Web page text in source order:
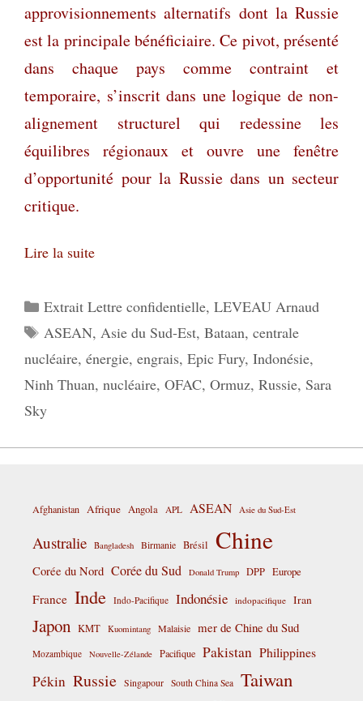
approvisionnements alternatifs dont la Russie
est la principale bénéficiaire. Ce pivot, présenté
dans chaque pays comme contraint et
temporaire, s’inscrit dans une logique de non-
alignement structurel qui redessine les
équilibres régionaux et ouvre une fenêtre
d’opportunité pour la Russie dans un secteur
critique.
Lire la suite
Catégories
Extrait Lettre confidentielle, LEVEAU Arnaud
Étiquettes
ASEAN, Asie du Sud-Est, Bataan, centrale
nucléaire, énergie, engrais, Epic Fury, Indonésie,
Ninh Thuan, nucléaire, OFAC, Ormuz, Russie, Sara
Sky
Afghanistan Afrique Angola APL ASEAN Asie du Sud-Est
Australie Bangladesh Birmanie Brésil Chine
Corée du Nord Corée du Sud Donald Trump DPP Europe
France Inde Indo-Pacifique Indonésie indopacifique Iran
Japon KMT Kuomintang Malaisie mer de Chine du Sud
Mozambique Nouvelle-Zélande Pacifique Pakistan Philippines
Pékin Russie Singapour South China Sea Taiwan